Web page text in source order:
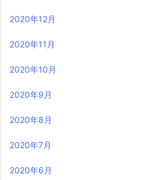
2020年12月
2020年11月
2020年10月
2020年9月
2020年8月
2020年7月
2020年6月